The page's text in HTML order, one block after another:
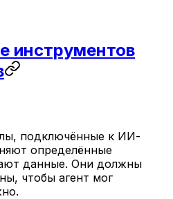
инструментов
подключённые к ИИ-
определённые
данные. Они должны
чтобы агент мог